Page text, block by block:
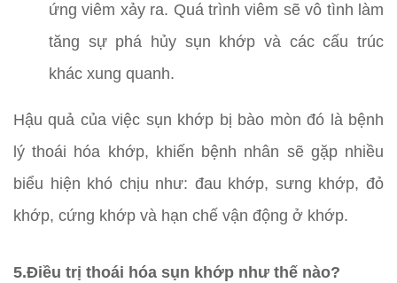
ứng viêm xảy ra. Quá trình viêm sẽ vô tình làm
tăng sự phá hủy sụn khớp và các cấu trúc
khác xung quanh.
Hậu quả của việc sụn khớp bị bào mòn đó là bệnh
lý thoái hóa khớp, khiến bệnh nhân sẽ gặp nhiều
biểu hiện khó chịu như: đau khớp, sưng khớp, đỏ
khớp, cứng khớp và hạn chế vận động ở khớp.
5.Điều trị thoái hóa sụn khớp như thế nào?